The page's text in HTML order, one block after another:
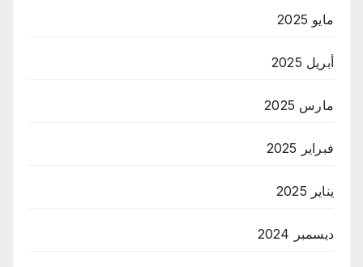
مايو 2025
أبريل 2025
مارس 2025
فبراير 2025
يناير 2025
ديسمبر 2024